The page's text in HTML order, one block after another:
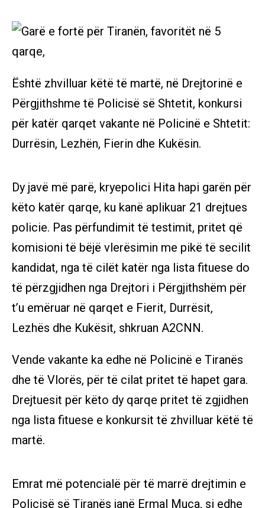
Është zhvilluar këtë të martë, në Drejtorinë e
Përgjithshme të Policisë së Shtetit, konkursi
për katër qarqet vakante në Policinë e Shtetit:
Durrësin, Lezhën, Fierin dhe Kukësin.
Dy javë më parë, kryepolici Hita hapi garën për
këto katër qarqe, ku kanë aplikuar 21 drejtues
policie. Pas përfundimit të testimit, pritet që
komisioni të bëjë vlerësimin me pikë të secilit
kandidat, nga të cilët katër nga lista fituese do
të përzgjidhen nga Drejtori i Përgjithshëm për
t’u emëruar në qarqet e Fierit, Durrësit,
Lezhës dhe Kukësit, shkruan A2CNN.
Vende vakante ka edhe në Policinë e Tiranës
dhe të Vlorës, për të cilat pritet të hapet gara.
Drejtuesit për këto dy qarqe pritet të zgjidhen
nga lista fituese e konkursit të zhvilluar këtë të
martë.
Emrat më potencialë për të marrë drejtimin e
Policisë së Tiranës janë Ermal Muça, si edhe